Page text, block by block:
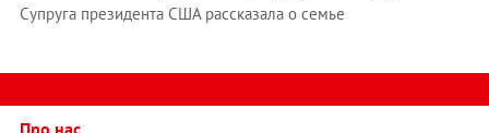
Супруга президента США рассказала о семье
Про нас